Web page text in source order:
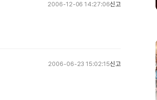
2006-12-06 14:27:06신고
2006-06-23 15:02:15신고